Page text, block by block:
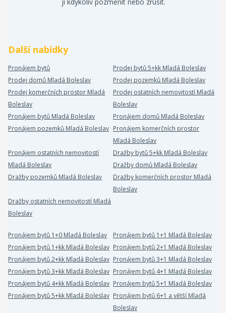
Další nabídky
Pronájem bytů
Prodej bytů 5+kk Mladá Boleslav
Prodej domů Mladá Boleslav
Prodej pozemků Mladá Boleslav
Prodej komerčních prostor Mladá
Boleslav
Prodej ostatních nemovitostí Mladá
Boleslav
Pronájem bytů Mladá Boleslav
Pronájem domů Mladá Boleslav
Pronájem pozemků Mladá Boleslav Pronájem komerčních prostor
Mladá Boleslav
Pronájem ostatních nemovitostí
Mladá Boleslav
Dražby bytů 5+kk Mladá Boleslav
Dražby domů Mladá Boleslav
Dražby pozemků Mladá Boleslav
Dražby komerčních prostor Mladá
Boleslav
Dražby ostatních nemovitostí Mladá
Boleslav
Pronájem bytů 1+0 Mladá Boleslav
Pronájem bytů 1+1 Mladá Boleslav
Pronájem bytů 1+kk Mladá Boleslav Pronájem bytů 2+1 Mladá Boleslav
Pronájem bytů 2+kk Mladá Boleslav Pronájem bytů 3+1 Mladá Boleslav
Pronájem bytů 3+kk Mladá Boleslav Pronájem bytů 4+1 Mladá Boleslav
Pronájem bytů 4+kk Mladá Boleslav Pronájem bytů 5+1 Mladá Boleslav
Pronájem bytů 5+kk Mladá Boleslav Pronájem bytů 6+1 a větší Mladá
Boleslav